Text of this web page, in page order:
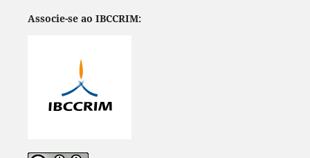
Associe-se ao IBCCRIM: